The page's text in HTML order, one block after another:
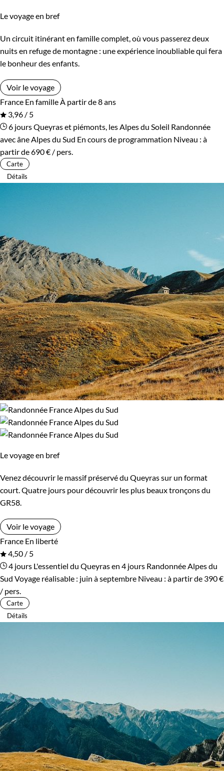
Le voyage en bref
Un circuit itinérant en famille complet, où vous passerez deux
nuits en refuge de montagne : une expérience inoubliable qui fera
le bonheur des enfants.
Voir le voyage
France En famille À partir de 8 ans
3,96 / 5
6 joursQueyras et piémonts, les Alpes du Soleil Randonnée
avec âne Alpes du Sud En cours de programmation Niveau : à
partir de690 € / pers.
Carte
Détails
Le voyage en bref
Venez découvrir le massif préservé du Queyras sur un format
court. Quatre jours pour découvrir les plus beaux tronçons du
GR58.
Voir le voyage
France En liberté
4,50 / 5
4 jours L'essentiel du Queyras en 4 jours Randonnée Alpes du
Sud Voyage réalisable : juin à septembre Niveau : à partir de 390 €
/ pers.
Carte
Détails